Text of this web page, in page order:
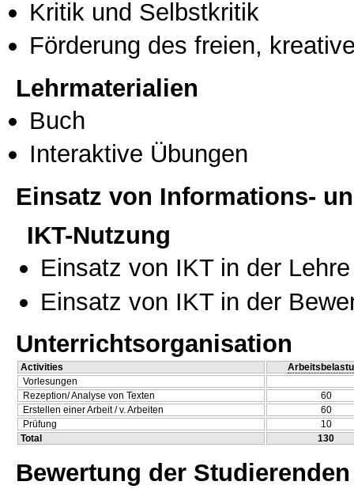
Kritik und Selbstkritik
Förderung des freien,
Lehrmaterialien
Buch
Interaktive Übungen
Einsatz von Informations-
IKT-Nutzung
Einsatz von IKT in der Lehre
Einsatz von IKT in der
Unterrichtsorganisation
Activities
Vorlesungen
Rezeption/ Analyse von Texten
60
Erstellen einer Arbeit / v. Arbeiten
60
Prüfung
10
Total
130
Bewertung der Studierenden